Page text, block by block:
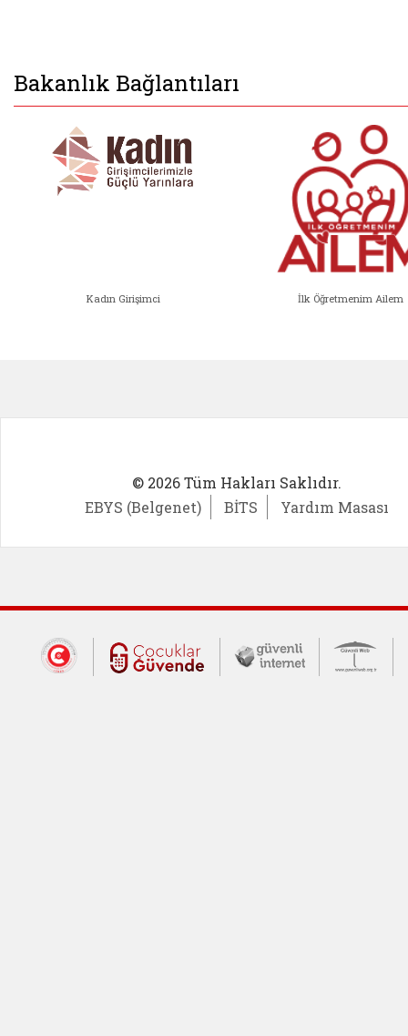
Bakanlık Bağlantıları
Kadın Girişimci İlk Öğretmenim Ailem
© 2026 Tüm Hakları Saklıdır.
EBYS (Belgenet)
BİTS Yardım Masası
Dış Bağlantılar
Cumhurbaşkanlığı İletişim Merkezi
Çocuklar Güvende (yeni
Güvenli